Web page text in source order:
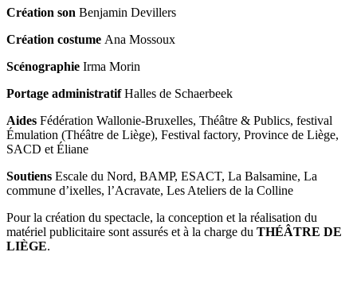
Création son Benjamin Devillers
Création costume Ana Mossoux
Scénographie Irma Morin
Portage administratifHalles de Schaerbeek
Aides Fédération Wallonie-Bruxelles, Théâtre & Publics, festival
Émulation (Théâtre de Liège), Festival factory, Province de Liège,
SACD et Éliane
Soutiens Escale du Nord, BAMP, ESACT, La Balsamine, La
commune d’ixelles, l’Acravate, Les Ateliers de la Colline
Pour la création du spectacle, la conception et la réalisation du
matériel publicitaire sont assurés et à la charge du THÉÂTRE DE
LIÈGE.